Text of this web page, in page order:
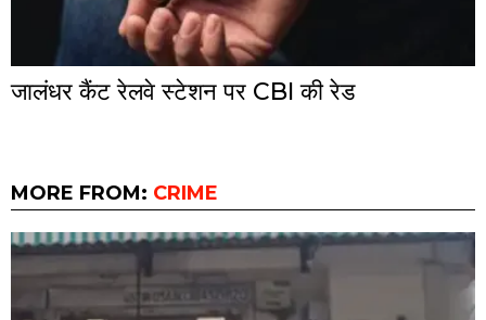
जालंधर कैंट रेलवे स्टेशन पर CBI की रेड
MORE FROM: CRIME